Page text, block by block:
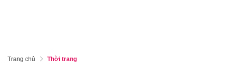
Trang chủ Thời trang